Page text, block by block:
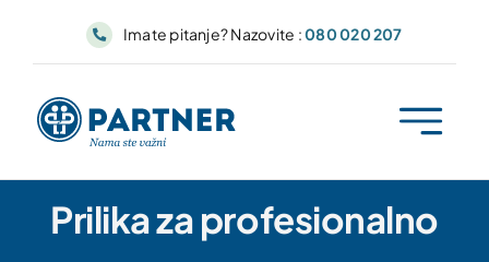
Imate pitanje? Nazovite :080 020 207
Prilika za profesionalno